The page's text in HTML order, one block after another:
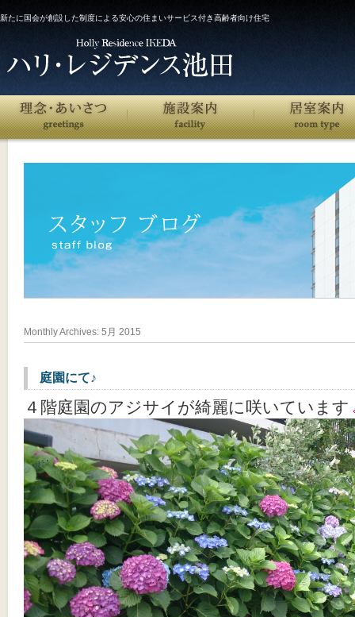
新たに国会が創設した制度による安心の住まいサービス付き高齢者向け住宅
Monthly Archives: 5月 2015
庭園にて♪
４階庭園のアジサイが綺麗に咲いています